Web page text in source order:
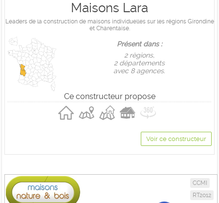
Maisons Lara
Leaders de la construction de maisons individuelles sur les régions Girondine
et Charentaise.
Présent dans :
2 règions,
2 départements
avec 8 agences.
Ce constructeur propose
Voir ce constructeur
CCMI
RT2012